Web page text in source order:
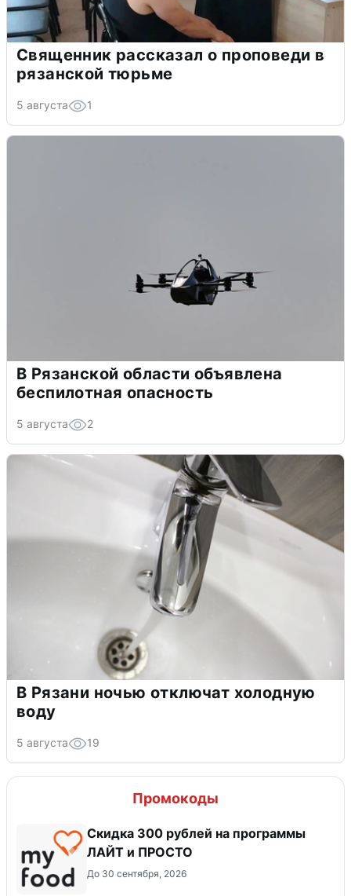
Священник рассказал о проповеди в
рязанской тюрьме
5 августа 1
В Рязанской области объявлена
беспилотная опасность
5 августа 2
В Рязани ночью отключат холодную
воду
5 августа 19
Промокоды
​Скидка 300 рублей на программы
ЛАЙТ и ПРОСТО
До 30 сентября, 2026